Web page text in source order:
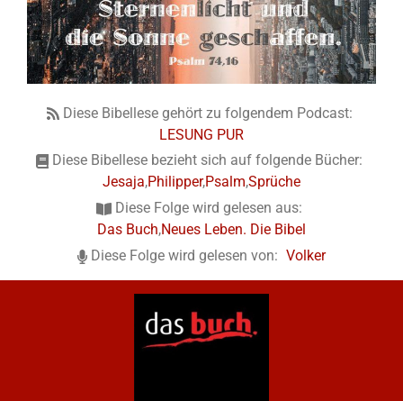
Diese Bibellese gehört zu folgendem Podcast:
LESUNG PUR
Diese Bibellese bezieht sich auf folgende Bücher:
Jesaja,Philipper,Psalm,Sprüche
Diese Folge wird gelesen aus:
Das Buch,Neues Leben. Die Bibel
Diese Folge wird gelesen von: Volker